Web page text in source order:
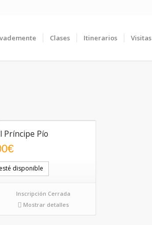
Clases Itinerarios Visitas
Príncipe Pío
€
disponible
Inscripción Cerrada
Mostrar detalles